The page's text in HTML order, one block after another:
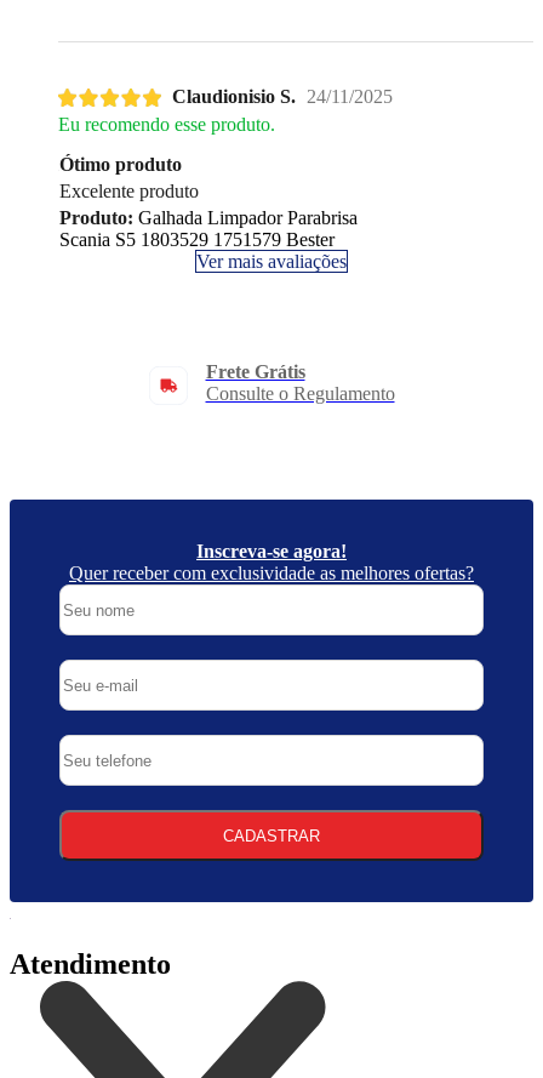
Claudionisio S. 24/11/2025
Eu recomendo esse produto.
Ótimo produto
Excelente produto
Produto: Galhada Limpador Parabrisa
Scania S5 1803529 1751579 Bester
Ver mais avaliações
Frete Grátis
Consulte o Regulamento
Inscreva-se agora!
Quer receber com exclusividade as melhores ofertas?
CADASTRAR
Atendimento